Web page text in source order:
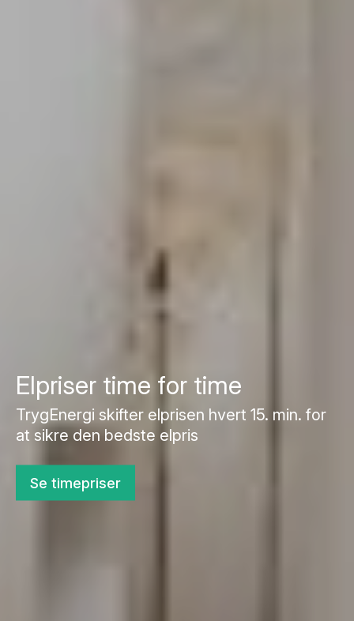
Elpriser time for time
TrygEnergi skifter elprisen hvert 15. min. for
at sikre den bedste elpris
Se timepriser